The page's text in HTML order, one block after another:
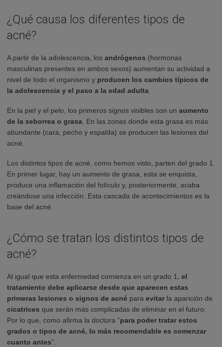
¿Qué causa los diferentes tipos de
acné?
A partir de la adolescencia, los andrógenos (hormonas
masculinas presentes en ambos sexos) aumentan su actividad a
nivel de todo el organismo y producen los cambios típicos de
la adolescencia y el paso a la edad adulta.
En la piel y el pelo, los primeros signos visibles son un aumento
de la seborrea o grasa. En las zonas donde esta grasa es más
abundante (cara, pecho y espalda) se producen las lesiones del
acné.
Los distintos tipos de acné, como hemos visto, parten del grado 1.
En primer lugar, hay un aumento de grasa, esta se enquista,
produce una inflamación del folículo y, posteriormente, acaba
creándose una infección. Esta cascada de acontecimientos es la
base del acné.
¿Cómo se tratan los distintos tipos de
acné?
Al igual que esta enfermedad comienza en un grado 1, el
tratamiento debe aplicarse desde que aparecen estas
primeras lesiones o signos de acné para evitar la aparición de
cicatrices que serán más complicadas de eliminar en el futuro.
Por lo que, como afirma la doctora “para poder tratar estos
grados o tipos de acné, lo más recomendable es comenzar
cuanto antes”.